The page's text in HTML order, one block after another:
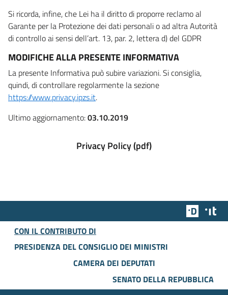
Si ricorda, infine, che Lei ha il diritto di proporre reclamo al
Garante per la Protezione dei dati personali o ad altra Autorità
di controllo ai sensi dell’art. 13, par. 2, lettera d) del GDPR
MODIFICHE ALLA PRESENTE INFORMATIVA
La presente Informativa può subire variazioni. Si consiglia,
quindi, di controllare regolarmente la sezione
https://www.privacy.ipzs.it.
Ultimo aggiornamento:03.10.2019
Privacy Policy (pdf)
Team
CON IL CONTRIBUTO DI
PRESIDENZA DEL CONSIGLIO DEI MINISTRI
CAMERA DEI DEPUTATI
SENATO DELLA REPUBBLICA